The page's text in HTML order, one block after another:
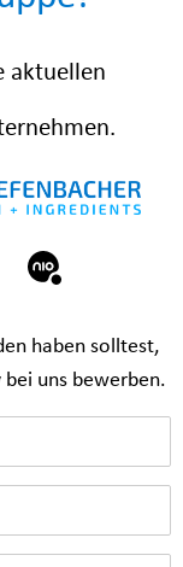
aktuellen
haben solltest,
uns bewerben.